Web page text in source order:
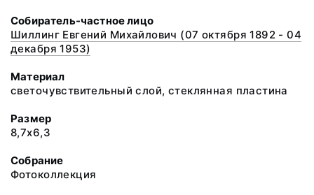
Собиратель-частное лицо
Шиллинг Евгений Михайлович (07 октября 1892 - 04
декабря 1953)
Материал
светочувствительный слой, стеклянная пластина
Размер
8,7х6,3
Собрание
Фотоколлекция